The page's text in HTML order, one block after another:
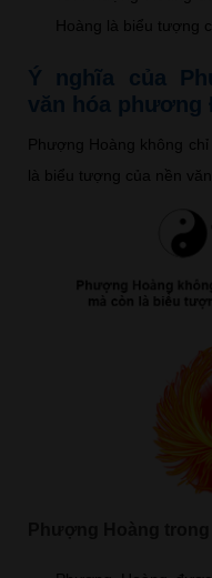
Hoàng là biểu tượng
Ý nghĩa của
văn hóa phương
Phượng Hoàng không
là biểu tượng của nền